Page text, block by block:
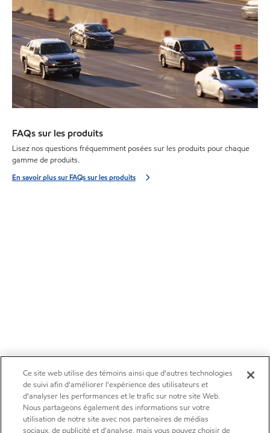
FAQs sur les produits
Lisez nos questions fréquemment posées sur les produits pour chaque
gamme de produits.
En savoir plus sur FAQs sur les produits
Ce site web utilise des témoins ainsi que d'autres technologies
de suivi afin d'améliorer l'expérience des utilisateurs et
d'analyser les performances et le trafic sur notre site Web.
Nous partageons également des informations sur votre
utilisation de notre site avec nos partenaires de médias
sociaux, de publicité et d'analyse, mais vous pouvez choisir de